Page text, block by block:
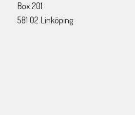
Box 201
581 02 Linköping